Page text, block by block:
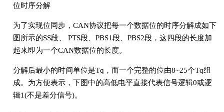
位时序分解
为了实现位同步，CAN协议把每一个数据位的时序分解成如下
图所示的SS段、 PTS段、PBS1段、PBS2段，这四段的长度加
起来即为一个CAN数据位的长度。
分解后最小的时间单位是Tq，而一个完整的位由8~25个Tq组
成。为方便表示，下图中的高低电平直接代表信号逻辑0或逻
辑1(不是差分信号)。